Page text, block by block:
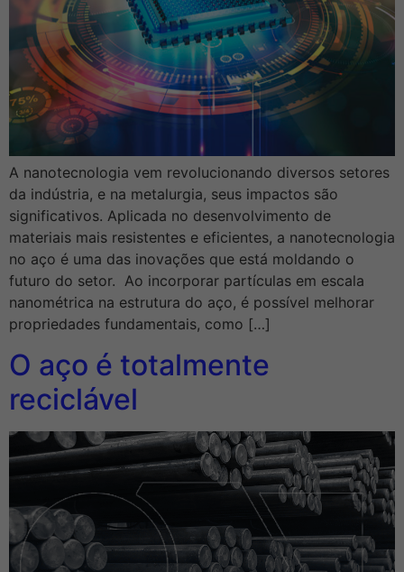
A nanotecnologia vem revolucionando diversos setores
da indústria, e na metalurgia, seus impactos são
significativos. Aplicada no desenvolvimento de
materiais mais resistentes e eficientes, a nanotecnologia
no aço é uma das inovações que está moldando o
futuro do setor. Ao incorporar partículas em escala
nanométrica na estrutura do aço, é possível melhorar
propriedades fundamentais, como […]
O aço é totalmente
reciclável